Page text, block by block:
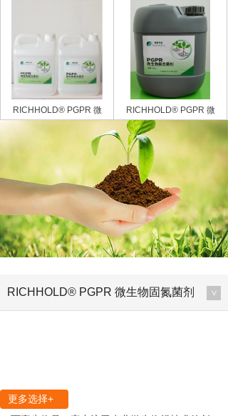
RICHHOLD® PGPR 微 RICHHOLD® PGPR 微
RICHHOLD® PGPR 微生物固氮菌剂 >
更多选择+